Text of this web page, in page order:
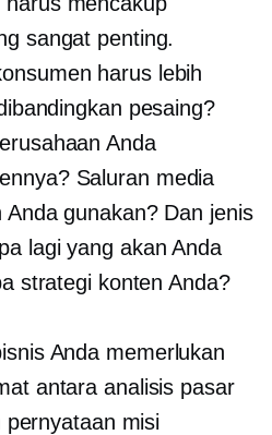
sangat penting.
harus lebih
pesaing?
Anda
Saluran media
gunakan? Dan jenis
lagi yang akan Anda
strategi konten Anda?
Anda memerlukan
antara analisis pasar
pernyataan misi